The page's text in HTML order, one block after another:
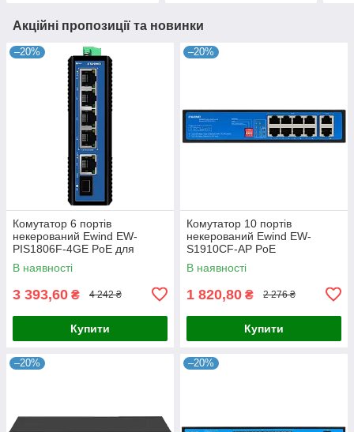
Акційні пропозиції та новинки
–20%
Комутатор 6 портів
некерований Ewind EW-
PIS1806F-4GE PoE для
мережевого обладнання з
підтримкою PoE, 4x RJ45,
В наявності
3 393,60 ₴ 4 242 ₴
Купити
–20%
Комутатор 10 портів
некерований Ewind EW-
S1910CF-AP PoE
В наявності
1 820,80 ₴ 2 276 ₴
Купити
–20% –20%